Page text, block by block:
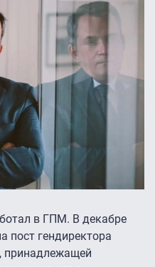
в ГПМ. В декабре
пост гендиректора
принадлежащей